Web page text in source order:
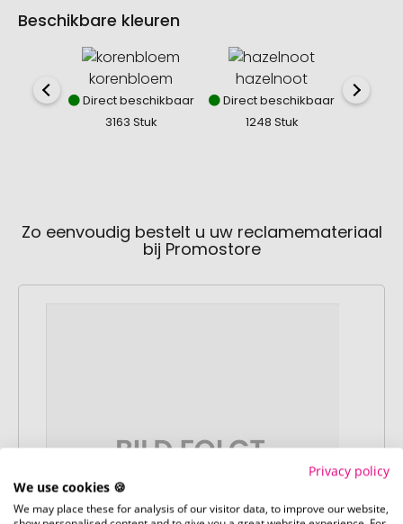
Beschikbare kleuren
korenbloem
Direct beschikbaar
3163 Stuk
hazelnoot
Direct beschikbaar
1248 Stuk
Direct
Zo eenvoudig bestelt u uw reclamemateriaal
bij Promostore
Privacy policy
We use cookies 🍪
We may place these for analysis of our visitor data, to improve our website,